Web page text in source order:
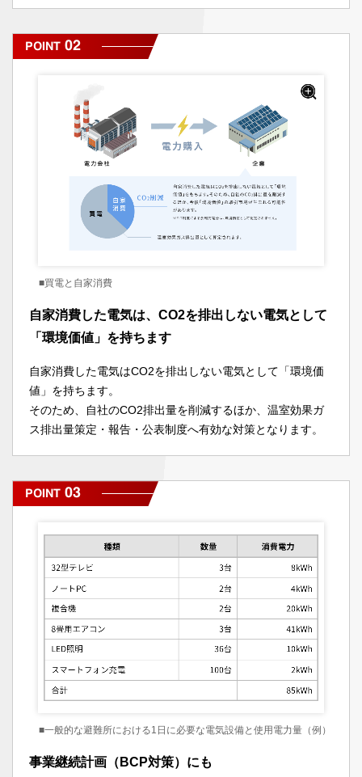
POINT 02
自家消費した電気は、CO2を排出しない電気として
「環境価値」を持ちます
自家消費した電気はCO2を排出しない電気として「環境価
値」を持ちます。
そのため、自社のCO2排出量を削減するほか、温室効果ガ
ス排出量策定・報告・公表制度へ有効な対策となります。
■買電と自家消費
POINT 03
事業継続計画（BCP対策）にも
■一般的な避難所における1日に必要な電気設備と使用電力量（例）